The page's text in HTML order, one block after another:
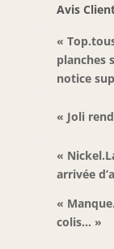
Avis
«
planches
notice
« Joli
«
arrivée
«
colis… »